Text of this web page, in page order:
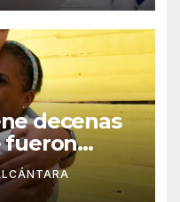
decenas
fueron
e